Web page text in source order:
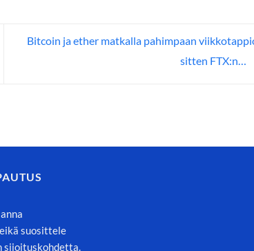
Bitcoin ja ether matkalla pahimpaan
sitten FTX:n…
suosittele
sijoituskohdetta.